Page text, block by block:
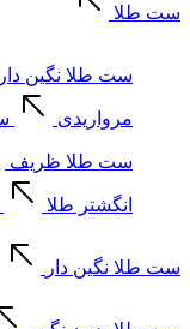
ست طلا
ست طلا نگین دار
مرواریدی
ست طلا ظریف
انگشتر طلا
ست طلا نگین دار